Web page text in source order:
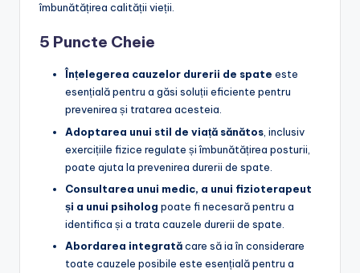
îmbunătățirea calității vieții.
5 Puncte Cheie
Înțelegerea cauzelor durerii de spate este
esențială pentru a găsi soluții eficiente pentru
prevenirea și tratarea acesteia.
Adoptarea unui stil de viață sănătos , inclusiv
exercițiile fizice regulate și îmbunătățirea posturii,
poate ajuta la prevenirea durerii de spate.
Consultarea unui medic, a unui fizioterapeut
și a unui psiholog poate fi necesară pentru a
identifica și a trata cauzele durerii de spate.
Abordarea integratăcare să ia în considerare
toate cauzele posibile este esențială pentru a